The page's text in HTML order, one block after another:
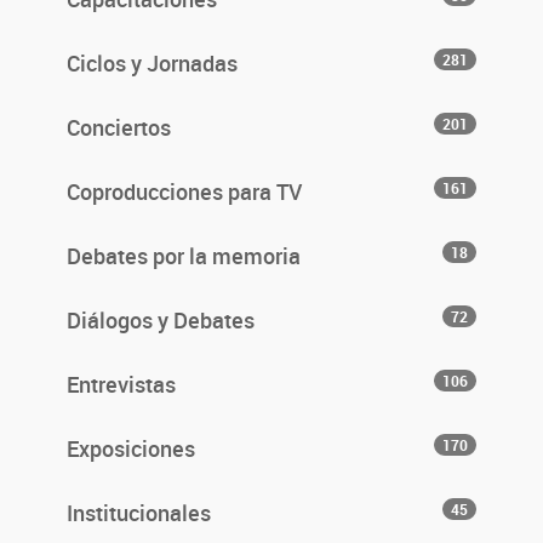
Ciclos y Jornadas 281
Conciertos 201
Coproducciones para TV 161
Debates por la memoria 18
Diálogos y Debates 72
Entrevistas 106
Exposiciones 170
Institucionales 45